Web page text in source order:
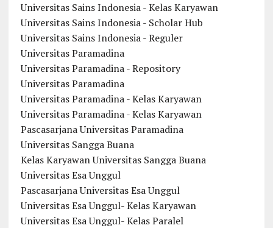
Universitas Sains Indonesia - Kelas Karyawan
Universitas Sains Indonesia - Scholar Hub
Universitas Sains Indonesia - Reguler
Universitas Paramadina
Universitas Paramadina - Repository
Universitas Paramadina
Universitas Paramadina - Kelas Karyawan
Universitas Paramadina - Kelas Karyawan
Pascasarjana Universitas Paramadina
Universitas Sangga Buana
Kelas Karyawan Universitas Sangga Buana
Universitas Esa Unggul
Pascasarjana Universitas Esa Unggul
Universitas Esa Unggul- Kelas Karyawan
Universitas Esa Unggul- Kelas Paralel